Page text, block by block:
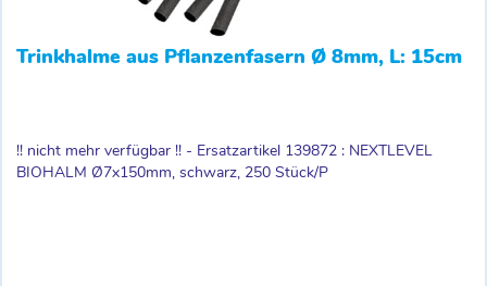
Trinkhalme aus Pflanzenfasern Ø 8mm, L: 15cm
!! nicht mehr verfügbar !! - Ersatzartikel 139872 : NEXTLEVEL
BIOHALM Ø7x150mm, schwarz, 250 Stück/P